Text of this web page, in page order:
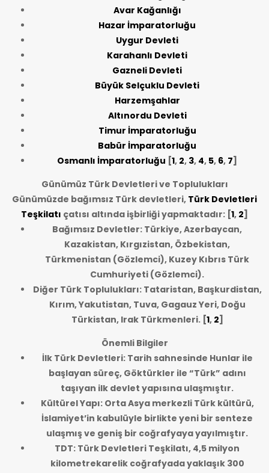
Avar Kağanlığı
Hazar İmparatorluğu
Uygur Devleti
Karahanlı Devleti
Gazneli Devleti
Büyük Selçuklu Devleti
Harzemşahlar
Altınordu Devleti
Timur İmparatorluğu
Babür İmparatorluğu
Osmanlı İmparatorluğu [1, 2, 3, 4, 5, 6, 7]
Günümüz Türk Devletleri ve Toplulukları
Günümüzde bağımsız Türk devletleri, Türk Devletleri
Teşkilatı çatısı altında işbirliği yapmaktadır: [1, 2]
Bağımsız Devletler: Türkiye, Azerbaycan,
Kazakistan, Kırgızistan, Özbekistan,
Türkmenistan (Gözlemci), Kuzey Kıbrıs Türk
Cumhuriyeti (Gözlemci).
Diğer Türk Toplulukları: Tataristan, Başkurdistan,
Kırım, Yakutistan, Tuva, Gagauz Yeri, Doğu
Türkistan, Irak Türkmenleri.[1, 2]
Önemli Bilgiler
İlk Türk Devletleri: Tarih sahnesinde Hunlar ile
başlayan süreç, Göktürkler ile “Türk” adını
taşıyan ilk devlet yapısına ulaşmıştır.
Kültürel Yapı: Orta Asya merkezli Türk kültürü,
İslamiyet’in kabulüyle birlikte yeni bir senteze
ulaşmış ve geniş bir coğrafyaya yayılmıştır.
TDT: Türk Devletleri Teşkilatı, 4,5 milyon
kilometrekarelik coğrafyada yaklaşık 300